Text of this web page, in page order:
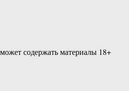
содержать материалы 18+